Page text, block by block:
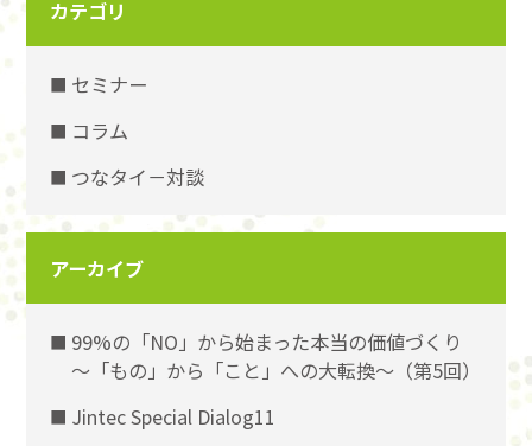
カテゴリ
セミナー
コラム
つなタイ－対談
アーカイブ
99%の「NO」から始まった本当の価値づくり
〜「もの」から「こと」への大転換〜（第5回）
Jintec Special Dialog11